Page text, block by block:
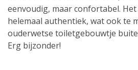
eenvoudig, maar confortabel.
helemaal authentiek, wat ook te
ouderwetse toiletgebouwtje
Erg bijzonder!